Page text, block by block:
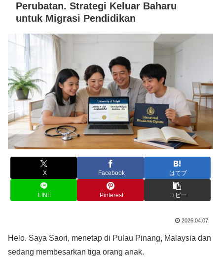
Perubatan. Strategi Keluar Baharu
untuk Migrasi Pendidikan
X Facebook はてブ
LINE Pinterest コピー
2026.04.07
Helo. Saya Saori, menetap di Pulau Pinang, Malaysia dan
sedang membesarkan tiga orang anak.